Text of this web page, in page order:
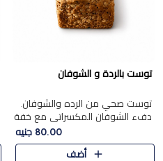
توست بالردة و الشوفان
توست صحي من الرده والشوفان.
دفء الشوفان المكسراتي مع خفة
80.00 جنيه
أضف